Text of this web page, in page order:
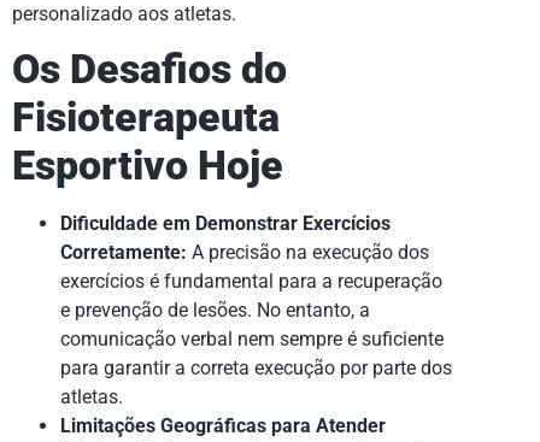
personalizado aos atletas.
Os Desafios do
Fisioterapeuta
Esportivo Hoje
Dificuldade em Demonstrar Exercícios
Corretamente: A precisão na execução dos
exercícios é fundamental para a recuperação
e prevenção de lesões. No entanto, a
comunicação verbal nem sempre é suficiente
para garantir a correta execução por parte dos
atletas.
Limitações Geográficas para Atender